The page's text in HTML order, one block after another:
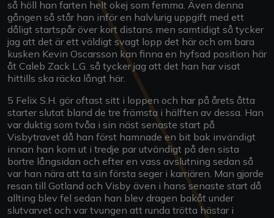
så höll han farten helt okej som femma. Även denna
gången så står han inför en halvlurig uppgift med ett
dåligt startspår över kort distans men samtidigt så tycker
jag att det är ett väldigt svagt lopp det här och om bara
kusken Kevin Oscarsson kan finna en hyfsad position här
åt Caleb Zack L.G. så tycker jag att det han har visat
hittills ska räcka långt här.
5 Felix S.H. gör oftast sitt i loppen och har på årets åtta
starter slutat bland de tre främsta i hälften av dessa. Han
var duktig som tvåa i sin näst senaste start på
Visbytravet då han först hamnade en bit bak invändigt
innan han kom ut i tredje par utvändigt på den sista
bortre långsidan och efter en vass avslutning sedan så
var han nära att ta sin första seger i karriären. Man gjorde
resan till Gotland och Visby även i hans senaste start då
allting blev fel sedan han blev dragen bakåt under
slutvarvet och var tvungen att runda trötta hästar i